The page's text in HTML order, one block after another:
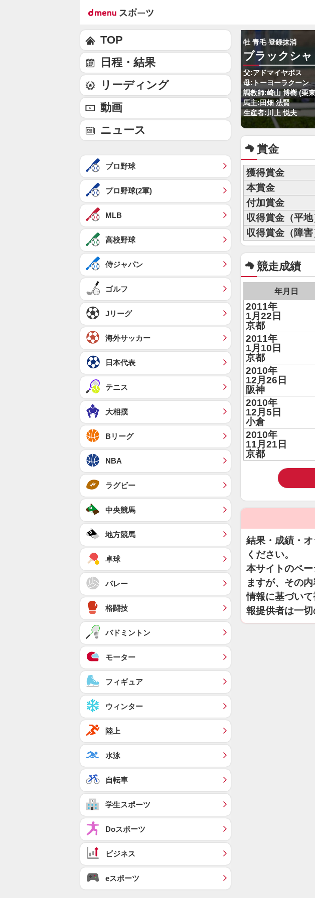
牡 青毛 登録抹消
ブラックシャ
父:アドマイヤボス
母:トーヨーラクーン
調教師:崎山 博樹 (栗
馬主:田畑 法賢
生産者:川上 悦夫
賞金
獲得賞金
本賞金
付加賞金
収得賞金（平地
収得賞金（障害
競走成績
年月日
2011年
1月22日
京都
2011年
1月10日
京都
2010年
12月26日
阪神
2010年
12月5日
小倉
2010年
11月21日
京都
結果・成績・
ください。
本サイトのペ
ますが、その
情報に基づい
報提供者は一切
TOP
日程・結果
リーディング
動画
ニュース
プロ野球
プロ野球(2軍)
MLB
高校野球
侍ジャパン
ゴルフ
Jリーグ
海外サッカー
日本代表
テニス
大相撲
Bリーグ
NBA
ラグビー
中央競馬
地方競馬
卓球
バレー
格闘技
バドミントン
モーター
フィギュア
ウィンター
陸上
水泳
自転車
学生スポーツ
Doスポーツ
ビジネス
eスポーツ